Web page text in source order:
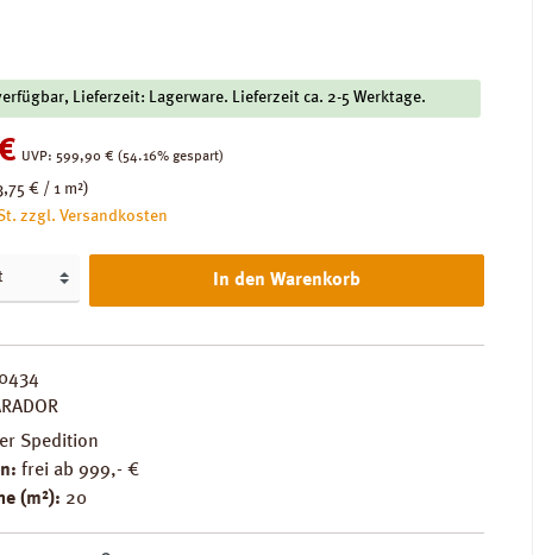
Lieferzeit: Lagerware. Lieferzeit ca. 2-5 Werktage.
UVP: Regulärer Preis:
599,90 € (54.16% gespart)
€ / 1 m²)
zzgl. Versandkosten
In den Warenkorb
Spedition
frei ab 999,- €
(m²): 20